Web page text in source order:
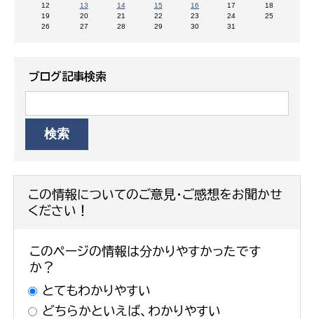
12 13 14 15 16 17
18
19
20 21 22 23 24
25
26
27 28 29 30 31
ブログ記事検索
この情報についてのご意見・ご感想をお聞かせ
ください！
このページの情報は分かりやすかったです
か？
とてもわかりやすい
どちらかといえば、わかりやすい